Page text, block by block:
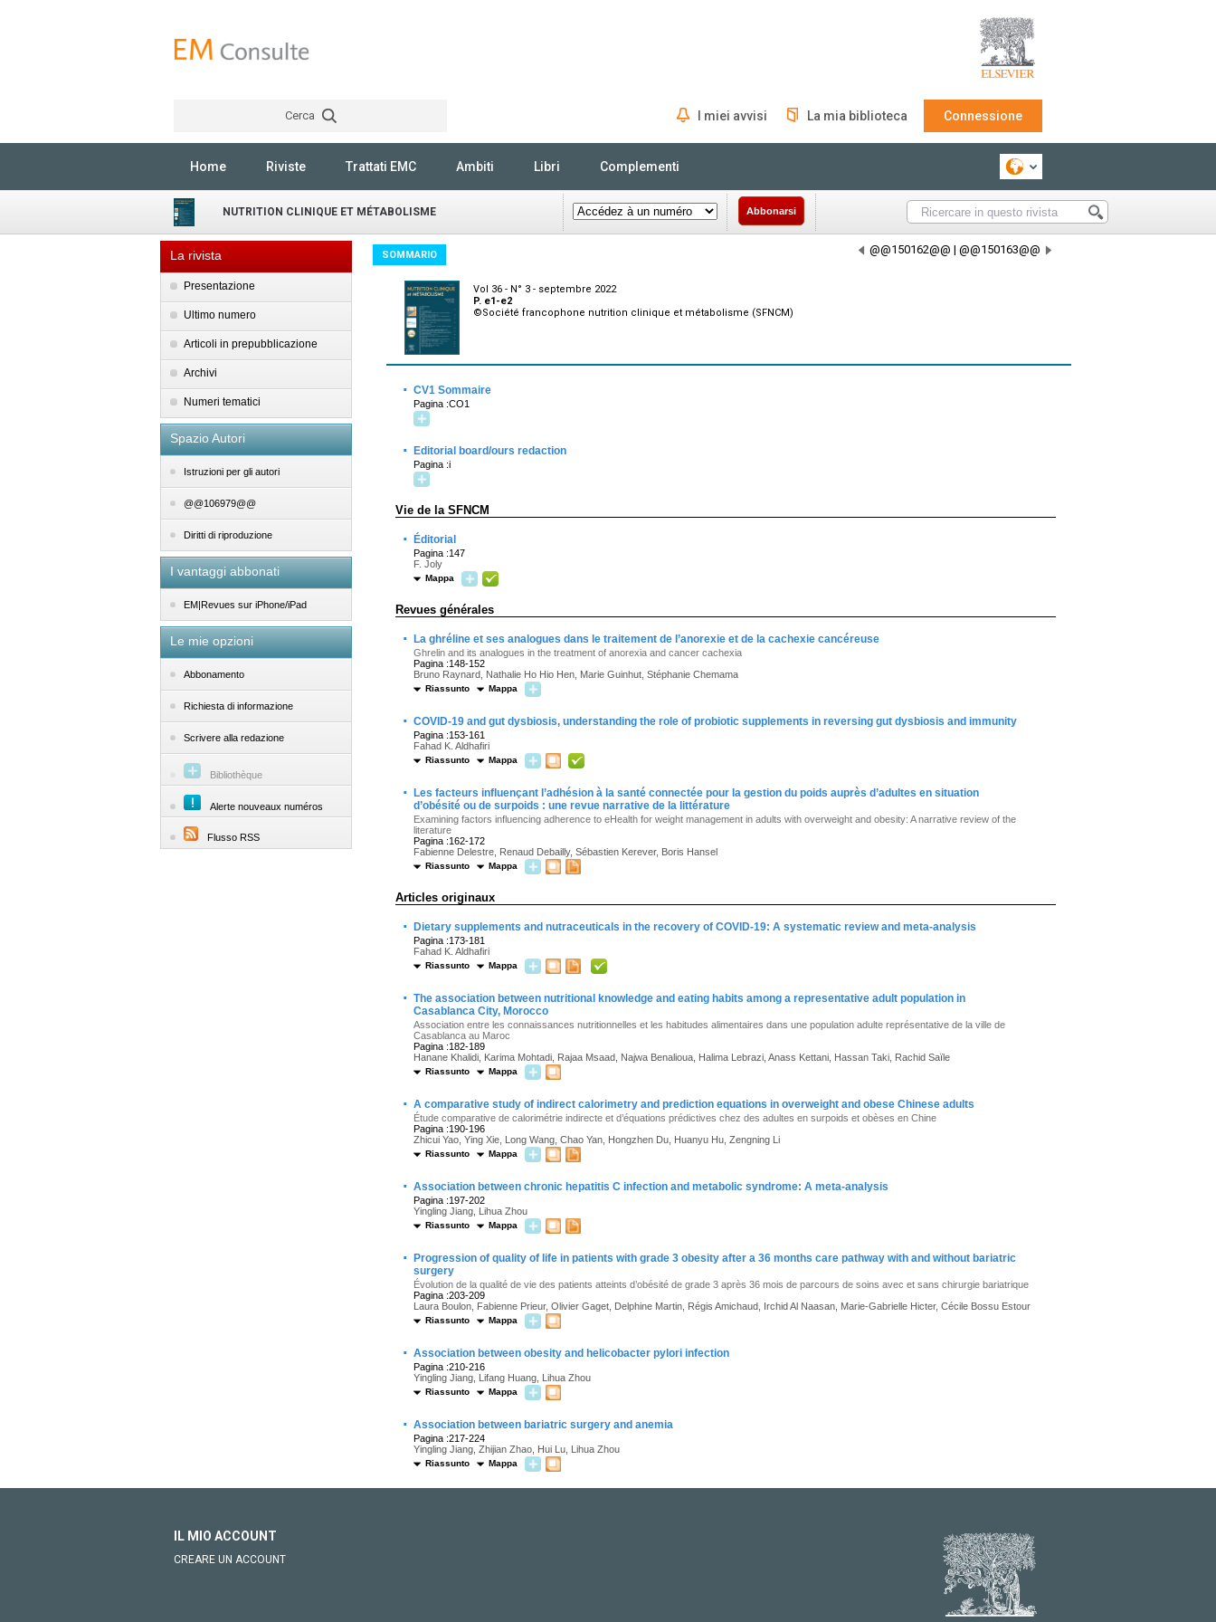
Cerca I miei avvisi La mia biblioteca Connessione
Home Riviste Trattati EMC Ambiti Libri Complementi
NUTRITION CLINIQUE ET MÉTABOLISME Abbonarsi
La rivista
Presentazione
Ultimo numero
Articoli in prepubblicazione
Archivi
Numeri tematici
Spazio Autori
Istruzioni per gli autori
@@106979@@
Diritti di riproduzione
I vantaggi abbonati
EM|Revues sur iPhone/iPad
Le mie opzioni
Abbonamento
Richiesta di informazione
Scrivere alla redazione
Bibliothèque
Alerte nouveaux numéros
Flusso RSS
SOMMARIO @@150162@@ | @@150163@@
Vol 36 - N° 3 - septembre 2022
P. e1-e2
©Société francophone nutrition clinique et métabolisme (SFNCM)
· CV1 Sommaire
Pagina :CO1
· Editorial board/ours redaction
Pagina :i
Vie de la SFNCM
· Éditorial
Pagina :147
F. Joly
Mappa
Revues générales
· La ghréline et ses analogues dans le traitement de l’anorexie et de la cachexie cancéreuse
Ghrelin and its analogues in the treatment of anorexia and cancer cachexia
Pagina :148-152
Bruno Raynard, Nathalie Ho Hio Hen, Marie Guinhut, Stéphanie Chemama
Riassunto Mappa
· COVID-19 and gut dysbiosis, understanding the role of probiotic supplements in reversing gut dysbiosis and immunity
Pagina :153-161
Fahad K. Aldhafiri
Riassunto Mappa
·
Les facteurs influençant l’adhésion à la santé connectée pour la gestion du poids auprès d’adultes en situation
d’obésité ou de surpoids : une revue narrative de la littérature
Examining factors influencing adherence to eHealth for weight management in adults with overweight and obesity: A narrative review of the
literature
Pagina :162-172
Fabienne Delestre, Renaud Debailly, Sébastien Kerever, Boris Hansel
Riassunto Mappa
Articles originaux
· Dietary supplements and nutraceuticals in the recovery of COVID-19: A systematic review and meta-analysis
Pagina :173-181
Fahad K. Aldhafiri
Riassunto Mappa
· The association between nutritional knowledge and eating habits among a representative adult population in
Casablanca City, Morocco
Association entre les connaissances nutritionnelles et les habitudes alimentaires dans une population adulte représentative de la ville de
Casablanca au Maroc
Pagina :182-189
Hanane Khalidi, Karima Mohtadi, Rajaa Msaad, Najwa Benalioua, Halima Lebrazi, Anass Kettani, Hassan Taki, Rachid Saïle
Riassunto Mappa
· A comparative study of indirect calorimetry and prediction equations in overweight and obese Chinese adults
Étude comparative de calorimétrie indirecte et d’équations prédictives chez des adultes en surpoids et obèses en Chine
Pagina :190-196
Zhicui Yao, Ying Xie, Long Wang, Chao Yan, Hongzhen Du, Huanyu Hu, Zengning Li
Riassunto Mappa
· Association between chronic hepatitis C infection and metabolic syndrome: A meta-analysis
Pagina :197-202
Yingling Jiang, Lihua Zhou
Riassunto Mappa
·
Progression of quality of life in patients with grade 3 obesity after a 36 months care pathway with and without bariatric
surgery
Évolution de la qualité de vie des patients atteints d’obésité de grade 3 après 36 mois de parcours de soins avec et sans chirurgie bariatrique
Pagina :203-209
Laura Boulon, Fabienne Prieur, Olivier Gaget, Delphine Martin, Régis Amichaud, Irchid Al Naasan, Marie-Gabrielle Hicter, Cécile Bossu Estour
Riassunto Mappa
· Association between obesity and helicobacter pylori infection
Pagina :210-216
Yingling Jiang, Lifang Huang, Lihua Zhou
Riassunto Mappa
· Association between bariatric surgery and anemia
Pagina :217-224
Yingling Jiang, Zhijian Zhao, Hui Lu, Lihua Zhou
Riassunto Mappa
IL MIO ACCOUNT
CREARE UN ACCOUNT